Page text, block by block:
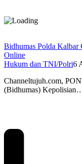
Bidhumas Polda Kalbar
Online
Hukum dan TNI/Polri6
Channeltujuh.com,
(Bidhumas)